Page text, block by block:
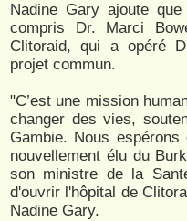
Nadine Gary ajoute
compris Dr. Marci
Clitoraid, qui a opéré
projet commun.
"C’est une mission
changer des vies,
Gambie. Nous
nouvellement élu du
son ministre de la
d'ouvrir l'hôpital de
Nadine Gary.